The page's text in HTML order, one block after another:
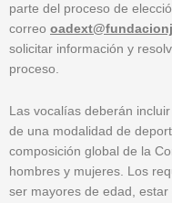
parte del proceso de
correo
solicitar información y
proceso.
Las vocalías deberán
de una modalidad de
composición global de la
hombres y mujeres. Los
ser mayores de edad,